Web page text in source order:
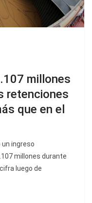
millones
retenciones
que en el
un ingreso
millones durante
luego de